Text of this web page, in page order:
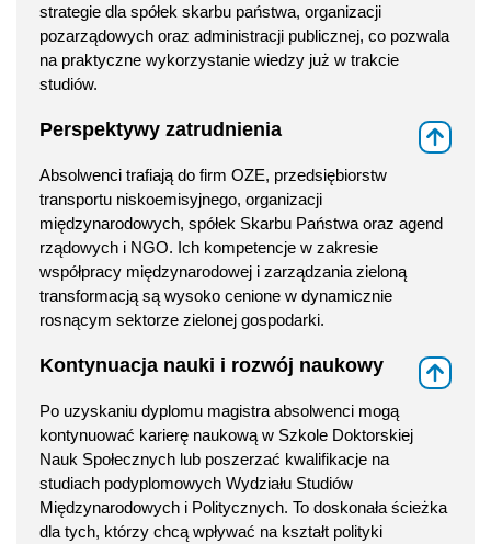
strategie dla spółek skarbu państwa, organizacji
pozarządowych oraz administracji publicznej, co pozwala
na praktyczne wykorzystanie wiedzy już w trakcie
studiów.
Perspektywy zatrudnienia
Absolwenci trafiają do firm OZE, przedsiębiorstw
transportu niskoemisyjnego, organizacji
międzynarodowych, spółek Skarbu Państwa oraz agend
rządowych i NGO. Ich kompetencje w zakresie
współpracy międzynarodowej i zarządzania zieloną
transformacją są wysoko cenione w dynamicznie
rosnącym sektorze zielonej gospodarki.
Kontynuacja nauki i rozwój naukowy
Po uzyskaniu dyplomu magistra absolwenci mogą
kontynuować karierę naukową w Szkole Doktorskiej
Nauk Społecznych lub poszerzać kwalifikacje na
studiach podyplomowych Wydziału Studiów
Międzynarodowych i Politycznych. To doskonała ścieżka
dla tych, którzy chcą wpływać na kształt polityki